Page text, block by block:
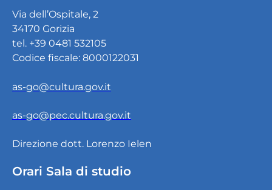
Via dell’Ospitale, 2
34170 Gorizia
tel. +39 0481 532105
Codice fiscale: 8000122031
as-go@cultura.gov.it
as-go@pec.cultura.gov.it
Direzione dott. Lorenzo Ielen
Orari Sala di studio